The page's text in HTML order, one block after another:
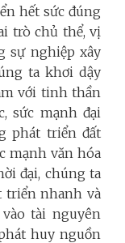
hết sức đúng
trò chủ thể, vị
sự nghiệp xây
ta khơi dậy
với tinh thần
sức mạnh đại
phát triển đất
mạnh văn hóa
đại, chúng ta
triển nhanh và
tài nguyên
huy nguồn